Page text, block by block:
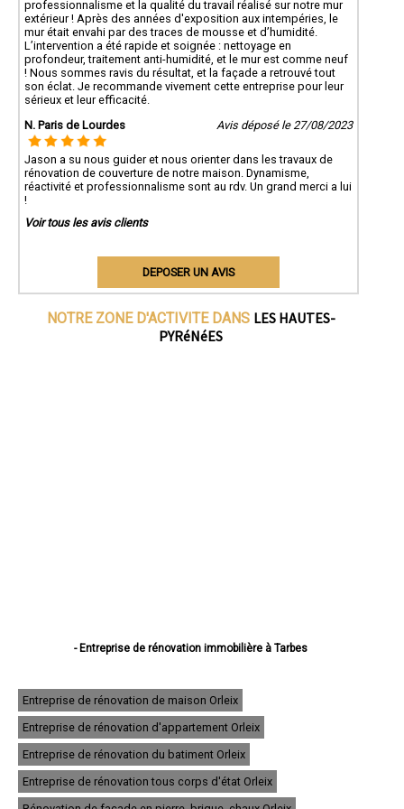
professionnalisme et la qualité du travail réalisé sur notre mur
extérieur ! Après des années d'exposition aux intempéries, le
mur était envahi par des traces de mousse et d’humidité.
L’intervention a été rapide et soignée : nettoyage en
profondeur, traitement anti-humidité, et le mur est comme neuf
! Nous sommes ravis du résultat, et la façade a retrouvé tout
son éclat. Je recommande vivement cette entreprise pour leur
sérieux et leur efficacité.
N. Paris de Lourdes
Avis déposé le 27/08/2023
Jason a su nous guider et nous orienter dans les travaux de
rénovation de couverture de notre maison. Dynamisme,
réactivité et professionnalisme sont au rdv. Un grand merci a lui
!
Voir tous les avis clients
DEPOSER UN AVIS
NOTRE ZONE D'ACTIVITE DANS LES HAUTES-
PYRéNéES
- Entreprise de rénovation immobilière à Tarbes
- Entreprise de rénovation immobilière à Aureilhan
- Entreprise de rénovation immobilière à Lannemezan
- Entreprise de rénovation immobilière à Vic-en-Bigorre
- Entreprise de rénovation immobilière à Séméac
- Entreprise de rénovation immobilière à Bordères-sur-l'Échez
- Entreprise de rénovation immobilière à Juillan
- Entreprise de rénovation immobilière à Barbazan-Debat
Entreprise de rénovation de maison Orleix
Entreprise de rénovation d'appartement Orleix
Entreprise de rénovation du batiment Orleix
Entreprise de rénovation tous corps d'état Orleix